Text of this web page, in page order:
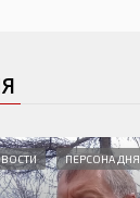
ПЕРСОНА ДНЯ